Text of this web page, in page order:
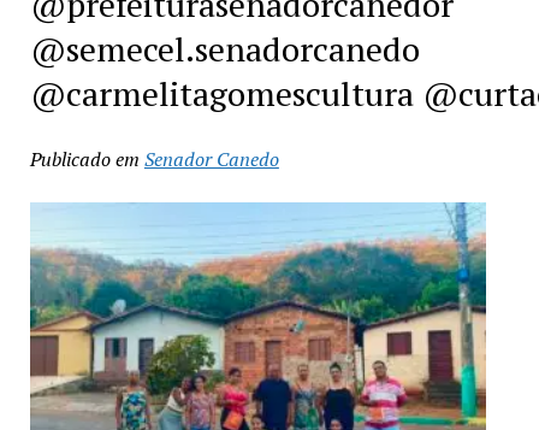
@semecel.senadorcanedo
@carmelitagomescultura
Publicado em Senador Canedo